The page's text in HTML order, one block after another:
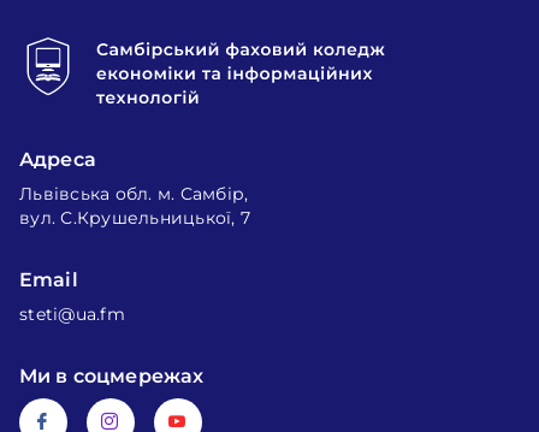
Адреса
Львівська обл. м. Самбір,
вул. С.Крушельницької, 7
Email
steti@ua.fm
Ми в соцмережах